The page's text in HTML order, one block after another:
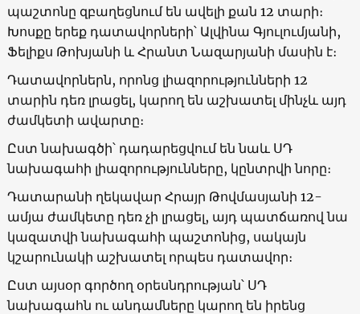
պաշտոնը զբաղեցնում են ավելի քան 12 տարի։
Խոսքը երեք դատավորների՝ Ալվինա Գյուլումյանի,
Ֆելիքս Թոխյանի և Հրանտ Նազարյանի մասին է։
Դատավորներն, որոնց լիազորությունների 12
տարին դեռ լրացել, կարող են աշխատել մինչև այդ
ժամկետի ավարտը։
Ըստ նախագծի՝ դադարեցվում են նաև ՍԴ
նախագահի լիազորությունները, կընտրվի նորը։
Դատարանի ղեկավար Հրայր Թովմասյանի 12-
ամյա ժամկետը դեռ չի լրացել, այդ պատճառով նա
կազատվի նախագահի պաշտոնից, սակայն
կշարունակի աշխատել որպես դատավոր։
Ըստ այսօր գործող օրեսնդրության՝ ՍԴ
նախագահն ու անդամները կարող են իրենց